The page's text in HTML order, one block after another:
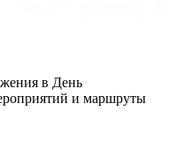
в День
и маршруты